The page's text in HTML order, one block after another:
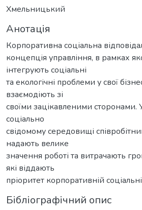
Хмельницький
Анотація
Корпоративна соціальна
концепція управління, в рамках
інтегрують соціальні
та екологічні проблеми у свої
взаємодіють зі
своїми зацікавленими сторонами.
соціально
свідомому середовищі
надають велике
значення роботі та витрачають
які віддають
пріоритет корпоративній
Бібліографічний опис